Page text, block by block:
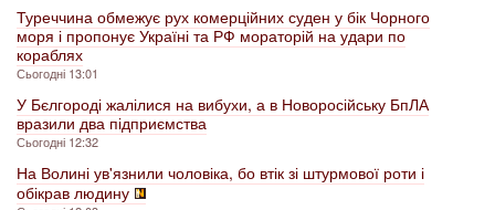
Туреччина обмежує рух комерційних суден у бік Чорного
моря і пропонує Україні та РФ мораторій на удари по
кораблях
Сьогодні 13:01
У Бєлгороді жалілися на вибухи, а в Новоросійську БпЛА
вразили два підприємства
Сьогодні 12:32
На Волині ув'язнили чоловіка, бо втік зі штурмової роти і
обікрав людину